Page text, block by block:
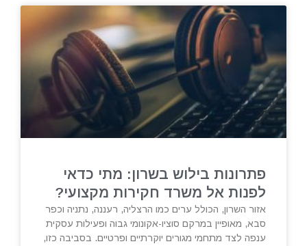
פתרונות בילוש בשרון: מתי כדאי
לפנות אל משרד חקירות מקצועי?
אזור השרון, הכולל ערים כמו הרצליה, רעננה, נתניה וכפר
סבא, מאופיין במרקם סוציו-אקונומי גבוה ופעילות עסקית
ענפה לצד מתחמי מגורים יוקרתיים ופרטיים. בסביבה כזו,